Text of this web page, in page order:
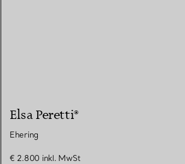
Elsa Peretti®
Ehering
€ 2.800 inkl. MwSt